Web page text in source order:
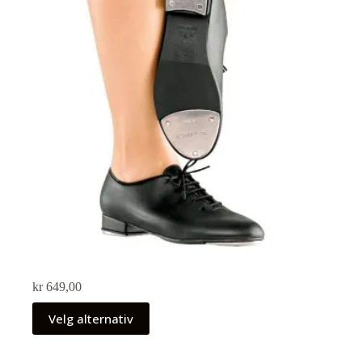
kr649,00
Velg alternativ